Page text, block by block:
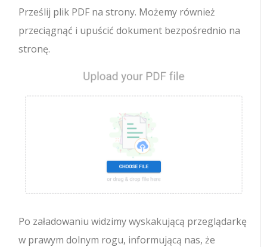
Prześlij plik PDF na strony. Możemy również
przeciągnąć i upuścić dokument bezpośrednio na
stronę.
Po załadowaniu widzimy wyskakującą przeglądarkę
w prawym dolnym rogu, informującą nas, że